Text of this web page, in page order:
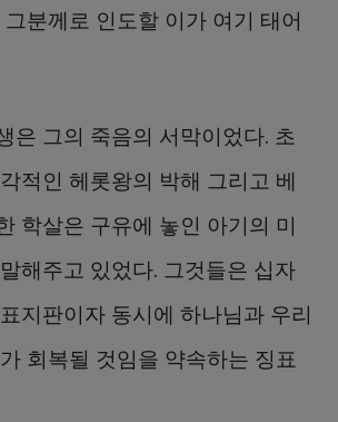
분께로 인도할 이가 여기 태어
은 그의 죽음의 서막이었다. 초
적인 헤롯왕의 박해 그리고 베
학살은 구유에 놓인 아기의 미
해주고 있었다. 그것들은 십자
지판이자 동시에 하나님과 우리
회복될 것임을 약속하는 징표